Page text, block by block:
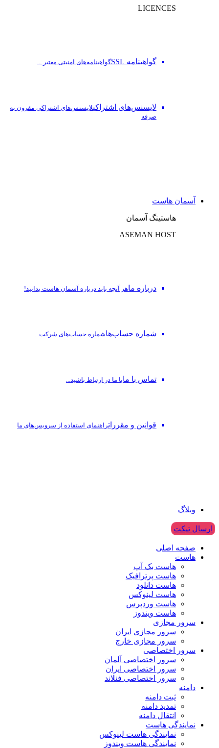
LICENCES
گواهینامه SSL گواهینامه‌های امنیتی معتبر ...
لایسنس‌های اشتراکیلایسنس‌های اشتراکی مقرون به
صرفه
آسمان هاست
هاستینگ آسمان
ASEMAN HOST
درباره ماهر آنچه باید درباره آسمان هاست بدانید!
شماره حساب‌هاشماره حساب‌های شرکت...
تماس با مابا ما در ارتباط باشید...
قوانین و مقرراتراهنمای استفاده از سرویس‌های ما
وبلاگ
ارسال تیکت
صفحه اصلی
هاست
هاست بک آپ
هاست پرترافیک
هاست دانلود
هاست لینوکس
هاست وردپرس
هاست ویندوز
سرور مجازی
سرور مجازی ایران
سرور مجازی خارج
سرور اختصاصی
سرور اختصاصی آلمان
سرور اختصاصی ایران
سرور اختصاصی فنلاند
دامنه
ثبت دامنه
تمدید دامنه
انتقال دامنه
نمایندگی هاست
نمایندگی هاست لینوکس
نمایندگی هاست ویندوز